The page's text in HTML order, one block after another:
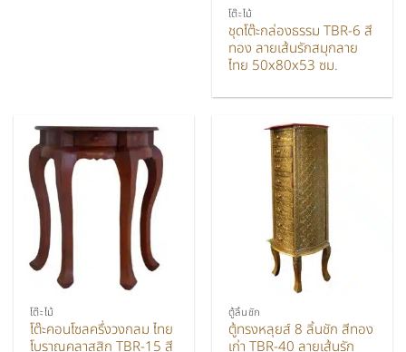
โต๊ะไม้
ชุดโต๊ะกล่องธรรม TBR-6 สี
ทอง ลายเส้นรักสมุกลาย
ไทย 50x80x53 ซม.
โต๊ะไม้
โต๊ะคอนโซลครึ่งวงกลม ไทย
โบราณคลาสสิก TBR-15 สี
ตู้ลิ้นชัก
ตู้ทรงหลุยส์ 8 ลิ้นชัก สีทอง
เก่า TBR-40 ลายเส้นรัก